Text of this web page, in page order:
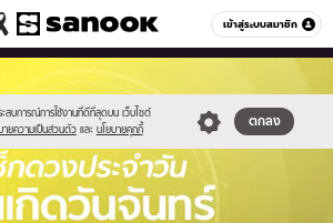
เข้าสู่ระบบสมาชิก
หมวดอื่นๆ
ะสบการณ์การใช้งานที่ดีที่สุดบน เว็บไซต์
ายความเป็นส่วนตัว และ นโยบายคุกกี้
ตกลง
logo-
day/monday.jpg